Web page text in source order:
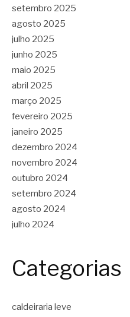
setembro 2025
agosto 2025
julho 2025
junho 2025
maio 2025
abril 2025
março 2025
fevereiro 2025
janeiro 2025
dezembro 2024
novembro 2024
outubro 2024
setembro 2024
agosto 2024
julho 2024
Categorias
caldeiraria leve